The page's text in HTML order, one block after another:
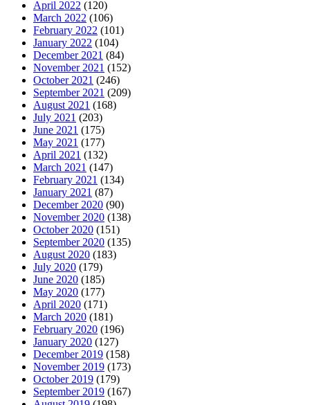
April 2022 (120)
March 2022 (106)
February 2022 (101)
January 2022 (104)
December 2021 (84)
November 2021 (152)
October 2021 (246)
September 2021 (209)
August 2021 (168)
July 2021 (203)
June 2021 (175)
May 2021 (177)
April 2021 (132)
March 2021 (147)
February 2021 (134)
January 2021 (87)
December 2020 (90)
November 2020 (138)
October 2020 (151)
September 2020 (135)
August 2020 (183)
July 2020 (179)
June 2020 (185)
May 2020 (177)
April 2020 (171)
March 2020 (181)
February 2020 (196)
January 2020 (127)
December 2019 (158)
November 2019 (173)
October 2019 (179)
September 2019 (167)